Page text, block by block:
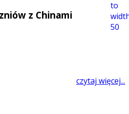
z Chinami
czytaj więcej...